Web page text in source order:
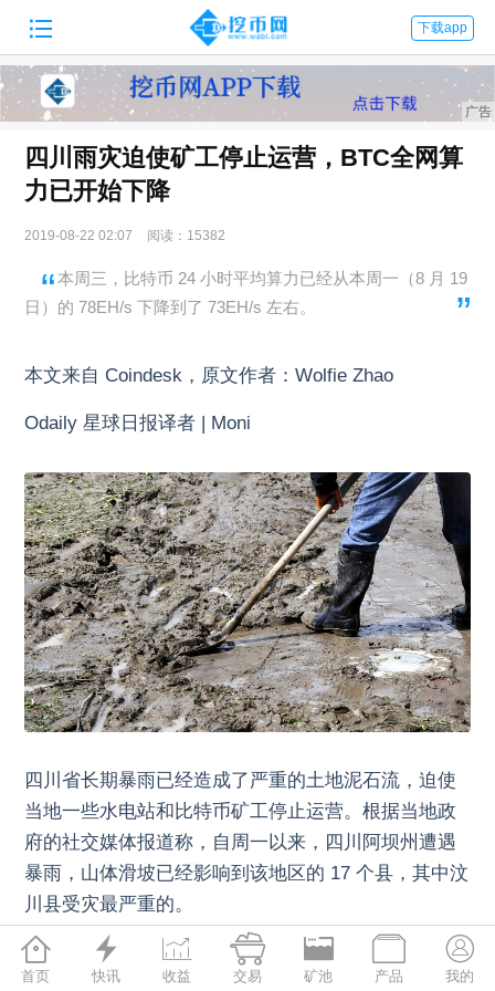
 下载app
四川雨灾迫使矿工停止运营，BTC全网算
力已开始下降
2019-08-22 02:07 阅读：15382
本周三，比特币 24 小时平均算力已经从本周一（8 月 19
日）的 78EH/s 下降到了 73EH/s 左右。
本文来自 Coindesk，原文作者：Wolfie Zhao
Odaily 星球日报译者 | Moni
四川省长期暴雨已经造成了严重的土地泥石流，迫使
当地一些水电站和比特币矿工停止运营。根据当地政
府的社交媒体报道称，自周一以来，四川阿坝州遭遇
暴雨，山体滑坡已经影响到该地区的 17 个县，其中汶
川县受灾最严重的。
根据《中国日报》（China Daily）的报道，泥石流已
经破坏了当地的电力供应和通信基础设施，并导致至

首页

快讯

收益

交易

矿池

产品

我的